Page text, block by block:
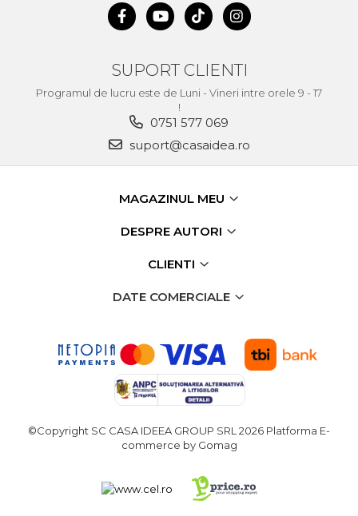
SUPORT CLIENTI
Programul de lucru este de Luni - Vineri intre orele 9 - 17
!
0751 577 069
suport@casaidea.ro
MAGAZINUL MEU
DESPRE AUTORI
CLIENTI
DATE COMERCIALE
©Copyright SC CASA IDEEA GROUP SRL 2026 Platforma E-
commerce by Gomag